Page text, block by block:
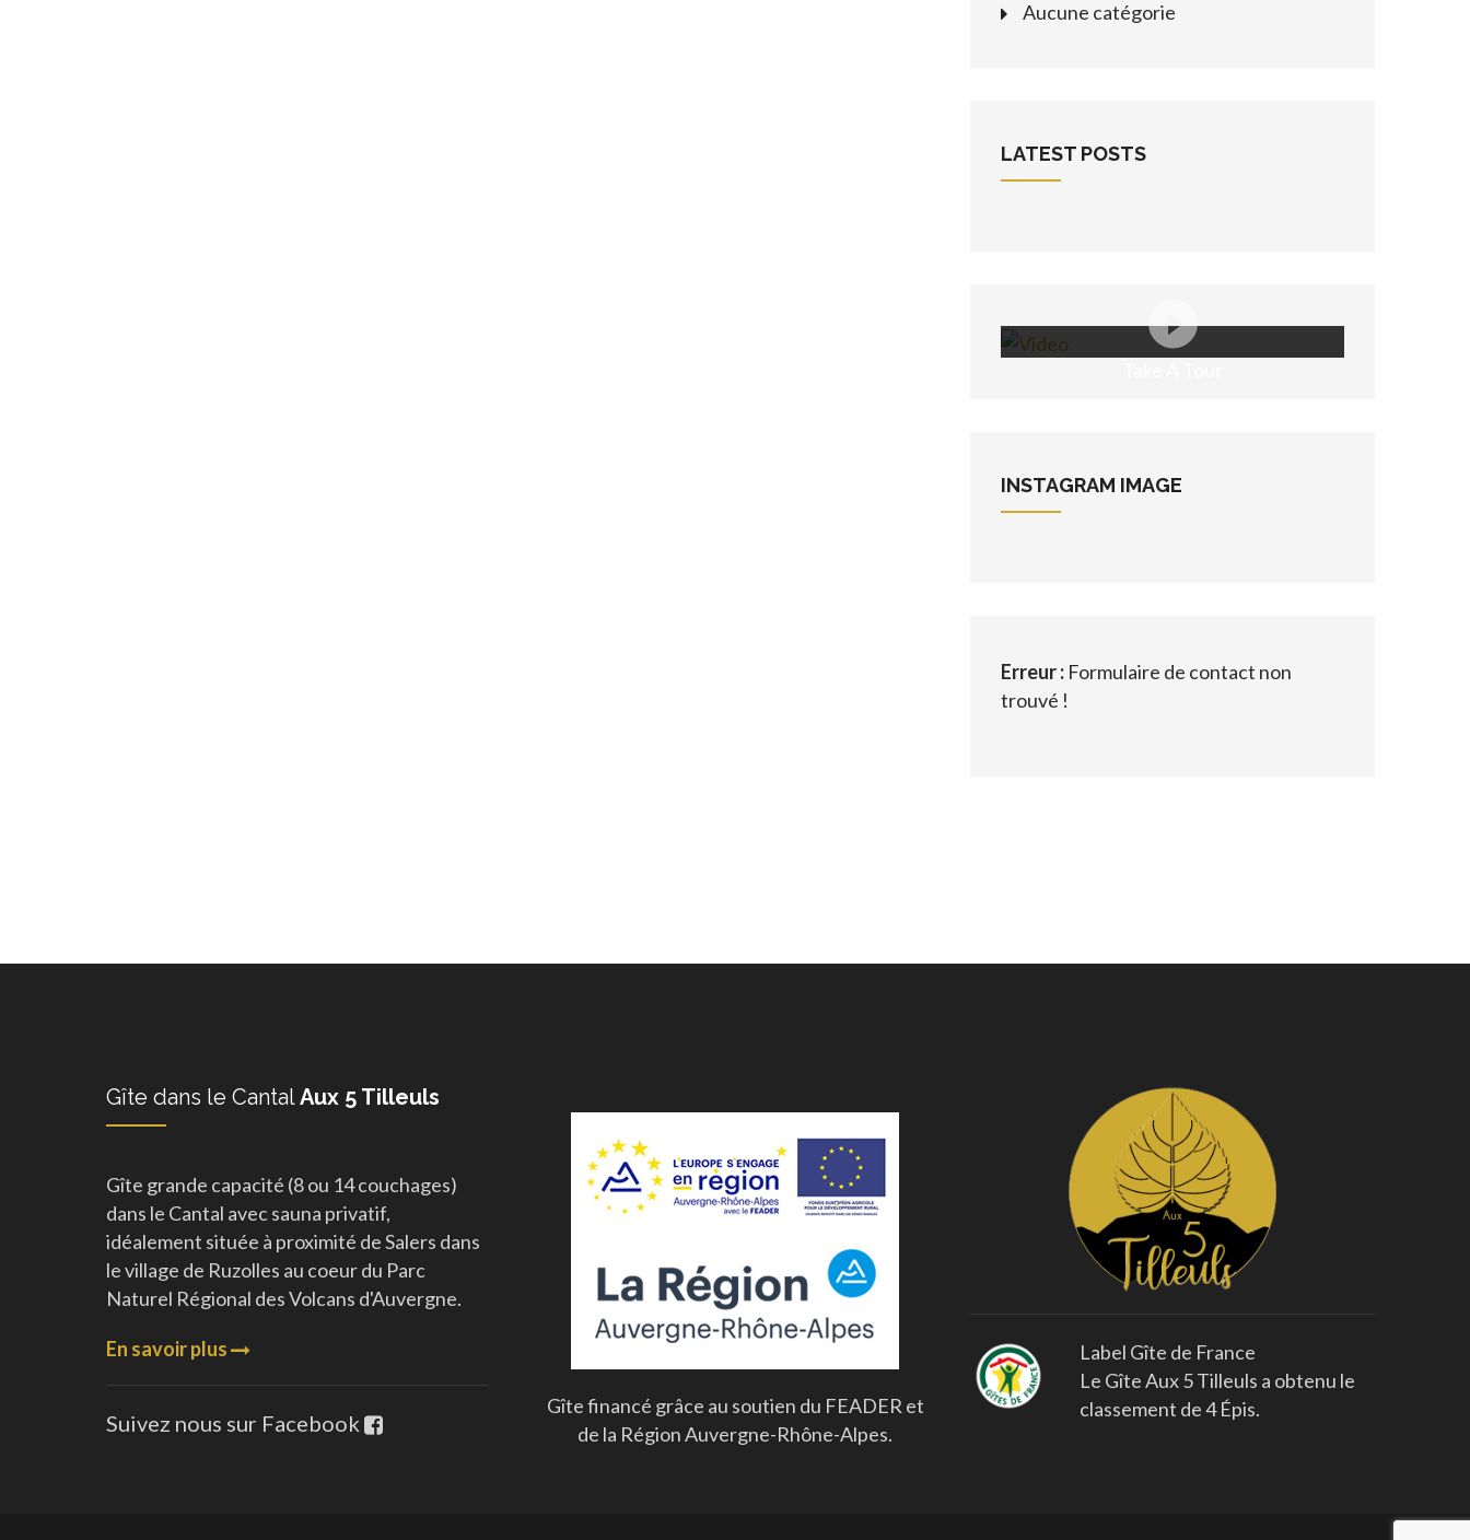
Aucune catégorie
LATEST POSTS
INSTAGRAM IMAGE
Erreur : Formulaire de contact non
trouvé !
Gîte dans le CantalAux 5 Tilleuls
Gîte grande capacité (8 ou 14 couchages)
dans le Cantal avec sauna privatif,
idéalement située à proximité de Salers dans
le village de Ruzolles au coeur du Parc
Naturel Régional des Volcans d'Auvergne.
En savoir plus
Suivez nous sur Facebook
Gîte financé grâce au soutien du FEADER et
de la Région Auvergne-Rhône-Alpes.
Label Gîte de France
Le Gîte Aux 5 Tilleuls a obtenu le
classement de 4 Épis.